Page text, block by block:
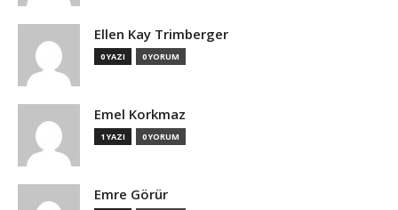
Ellen Kay Trimberger
0 YAZI 0 YORUM
Emel Korkmaz
1 YAZI 0 YORUM
Emre Görür